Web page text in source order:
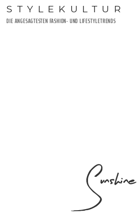
Zum
Inhalt
STYLEKULTUR
DIE ANGESAGTESTEN FASHION- UND LIFESTYLETRENDS
Sunshine